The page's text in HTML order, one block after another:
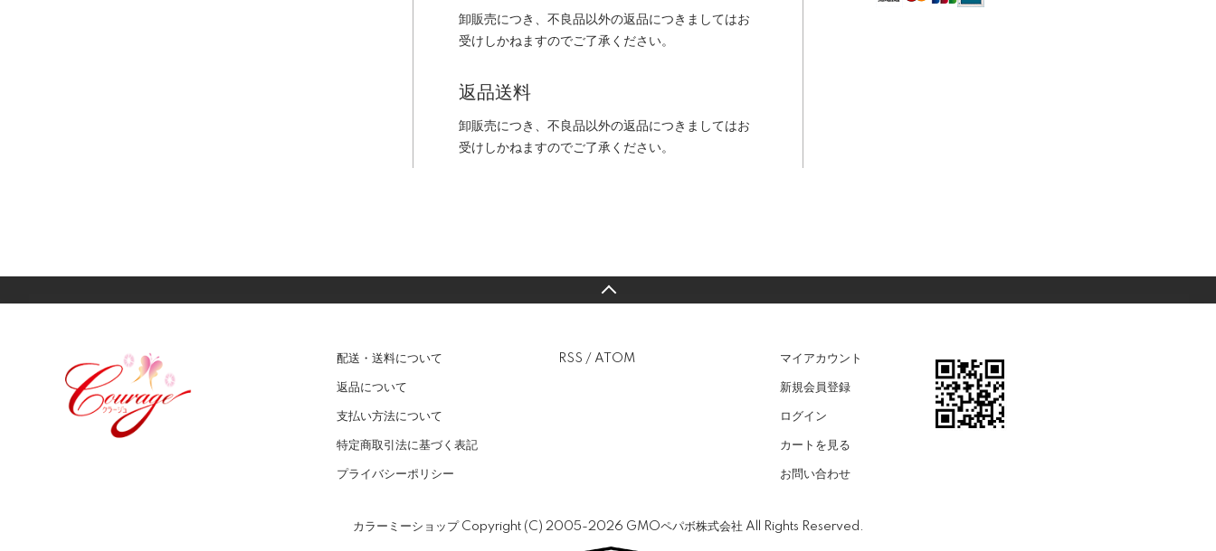
卸販売につき、不良品以外の返品につきましてはお
受けしかねますのでご了承ください。
返品送料
卸販売につき、不良品以外の返品につきましてはお
受けしかねますのでご了承ください。
配送・送料について
返品について
支払い方法について
特定商取引法に基づく表記
プライバシーポリシー
RSS / ATOM マイアカウント
新規会員登録
ログイン
カートを見る
お問い合わせ
カラーミーショップCopyright (C) 2005-2026 GMOペパボ株式会社 All Rights Reserved.